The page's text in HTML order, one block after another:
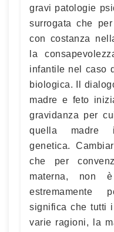
gravi patologie
surrogata che
con costanza
la
infantile nel caso
biologica. Il
madre e feto
gravidanza per
quella madre
genetica.
che per
materna, non
estremamente
significa che tutti
varie ragioni, la